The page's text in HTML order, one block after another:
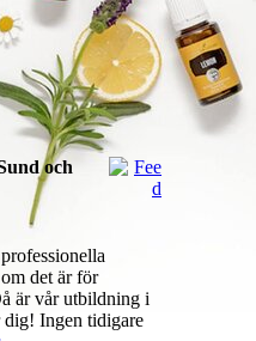
och
det är för
är vår utbildning i
dig! Ingen tidigare